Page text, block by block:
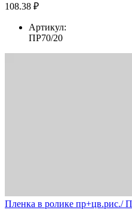
108.38 ₽
Артикул:
ПР70/20
Пленка в ролике пр+цв.рис./